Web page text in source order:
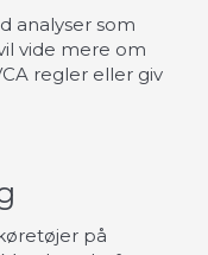
analyser som
vide mere om
regler eller giv
på